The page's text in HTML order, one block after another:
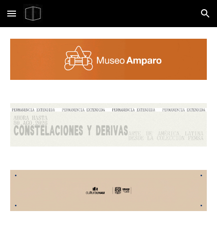
Skip to main content Skip to navigation